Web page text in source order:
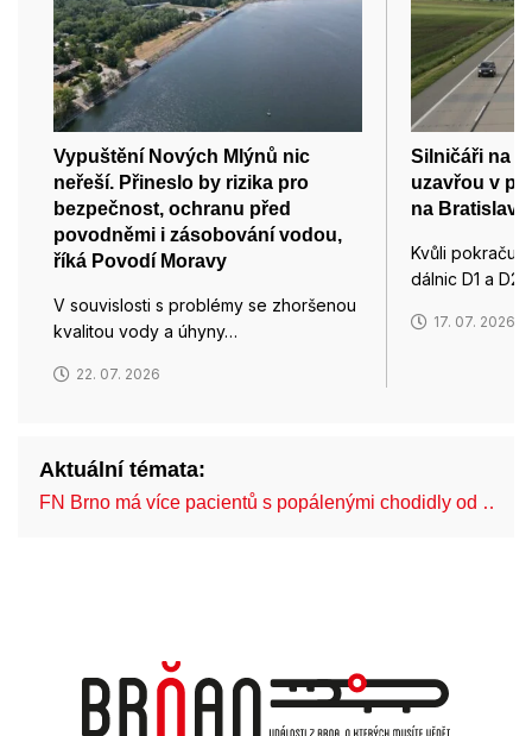
Vypuštění Nových Mlýnů nic
neřeší. Přineslo by rizika pro
bezpečnost, ochranu před
povodněmi i zásobování vodou,
říká Povodí Moravy
V souvislosti s problémy se zhoršenou
kvalitou vody a úhyny…
22. 07. 2026
Silničáři na
uzavřou v
na Bratislavu
Kvůli
dálnic D1 a D2
17. 07. 2026
Aktuální témata:
FN Brno má více pacientů s popálenými chodidly od …